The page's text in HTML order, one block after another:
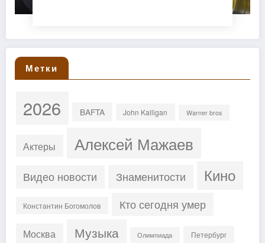
Метки
2026 BAFTA John Kalligan Warner bros
Актеры Алексей Мажаев
Видео новости Знаменитости Кино
Константин Богомолов Кто сегодня умер
Москва Музыка Олимпиада Петербург